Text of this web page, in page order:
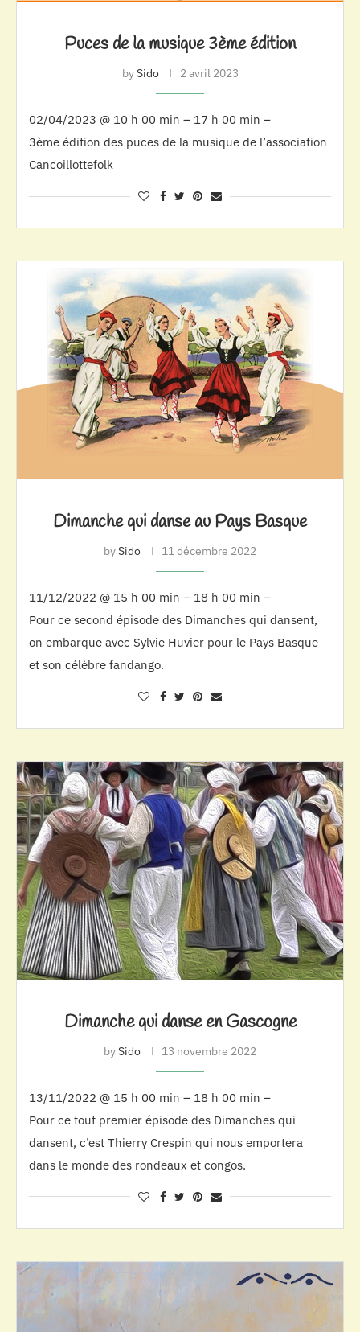
Puces de la musique 3ème édition
bySido 2 avril 2023
02/04/2023 @ 10 h 00 min – 17 h 00 min –
3ème édition des puces de la musique de l’association
Cancoillottefolk
Dimanche qui danse au Pays Basque
bySido 11 décembre 2022
11/12/2022 @ 15 h 00 min – 18 h 00 min –
Pour ce second épisode des Dimanches qui dansent,
on embarque avec Sylvie Huvier pour le Pays Basque
et son célèbre fandango.
Dimanche qui danse en Gascogne
bySido 13 novembre 2022
13/11/2022 @ 15 h 00 min – 18 h 00 min –
Pour ce tout premier épisode des Dimanches qui
dansent, c’est Thierry Crespin qui nous emportera
dans le monde des rondeaux et congos.